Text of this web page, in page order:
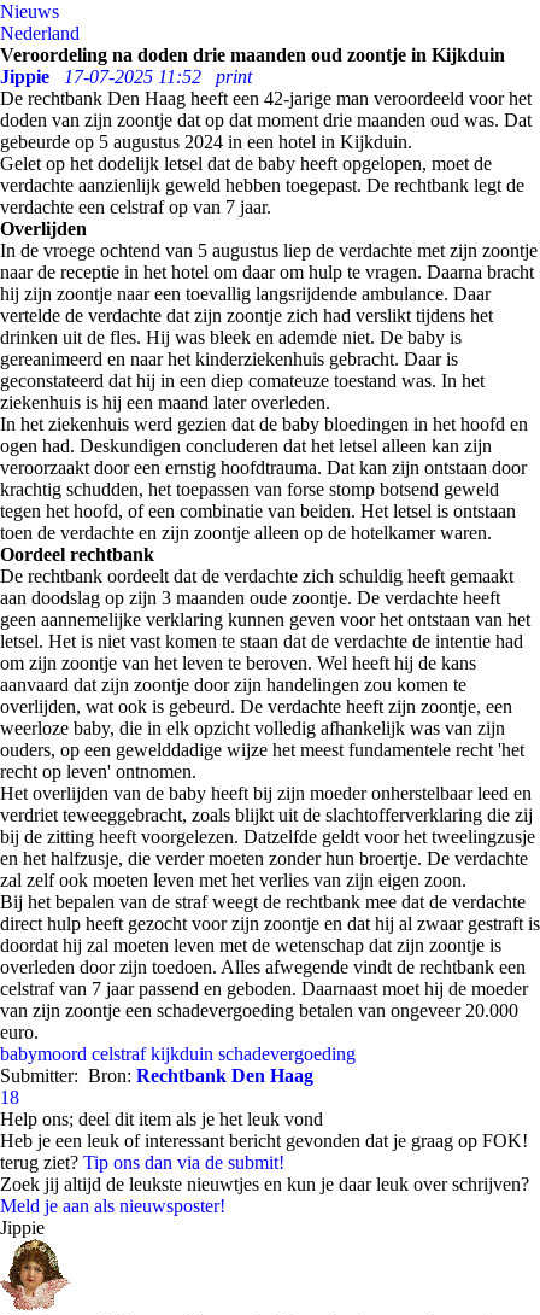
Nieuws
Nederland
Veroordeling na doden drie maanden oud zoontje in Kijkduin
Jippie
17-07-2025 11:52
print
De rechtbank Den Haag heeft een 42-jarige man veroordeeld voor het
doden van zijn zoontje dat op dat moment drie maanden oud was. Dat
gebeurde op 5 augustus 2024 in een hotel in Kijkduin.
Gelet op het dodelijk letsel dat de baby heeft opgelopen, moet de
verdachte aanzienlijk geweld hebben toegepast. De rechtbank legt de
verdachte een celstraf op van 7 jaar.
Overlijden
In de vroege ochtend van 5 augustus liep de verdachte met zijn zoontje
naar de receptie in het hotel om daar om hulp te vragen. Daarna bracht
hij zijn zoontje naar een toevallig langsrijdende ambulance. Daar
vertelde de verdachte dat zijn zoontje zich had verslikt tijdens het
drinken uit de fles. Hij was bleek en ademde niet. De baby is
gereanimeerd en naar het kinderziekenhuis gebracht. Daar is
geconstateerd dat hij in een diep comateuze toestand was. In het
ziekenhuis is hij een maand later overleden.
In het ziekenhuis werd gezien dat de baby bloedingen in het hoofd en
ogen had. Deskundigen concluderen dat het letsel alleen kan zijn
veroorzaakt door een ernstig hoofdtrauma. Dat kan zijn ontstaan door
krachtig schudden, het toepassen van forse stomp botsend geweld
tegen het hoofd, of een combinatie van beiden. Het letsel is ontstaan
toen de verdachte en zijn zoontje alleen op de hotelkamer waren.
Oordeel rechtbank
De rechtbank oordeelt dat de verdachte zich schuldig heeft gemaakt
aan doodslag op zijn 3 maanden oude zoontje. De verdachte heeft
geen aannemelijke verklaring kunnen geven voor het ontstaan van het
letsel. Het is niet vast komen te staan dat de verdachte de intentie had
om zijn zoontje van het leven te beroven. Wel heeft hij de kans
aanvaard dat zijn zoontje door zijn handelingen zou komen te
overlijden, wat ook is gebeurd. De verdachte heeft zijn zoontje, een
weerloze baby, die in elk opzicht volledig afhankelijk was van zijn
ouders, op een gewelddadige wijze het meest fundamentele recht 'het
recht op leven' ontnomen.
Het overlijden van de baby heeft bij zijn moeder onherstelbaar leed en
verdriet teweeggebracht, zoals blijkt uit de slachtofferverklaring die zij
bij de zitting heeft voorgelezen. Datzelfde geldt voor het tweelingzusje
en het halfzusje, die verder moeten zonder hun broertje. De verdachte
zal zelf ook moeten leven met het verlies van zijn eigen zoon.
Bij het bepalen van de straf weegt de rechtbank mee dat de verdachte
direct hulp heeft gezocht voor zijn zoontje en dat hij al zwaar gestraft is
doordat hij zal moeten leven met de wetenschap dat zijn zoontje is
overleden door zijn toedoen. Alles afwegende vindt de rechtbank een
celstraf van 7 jaar passend en geboden. Daarnaast moet hij de moeder
van zijn zoontje een schadevergoeding betalen van ongeveer 20.000
euro.
babymoord celstraf kijkduin schadevergoeding
Submitter: Bron: Rechtbank Den Haag
18
Help ons; deel dit item als je het leuk vond
Heb je een leuk of interessant bericht gevonden dat je graag op FOK!
terug ziet? Tip ons dan via de submit!
Zoek jij altijd de leukste nieuwtjes en kun je daar leuk over schrijven?
Meld je aan als nieuwsposter!
Jippie